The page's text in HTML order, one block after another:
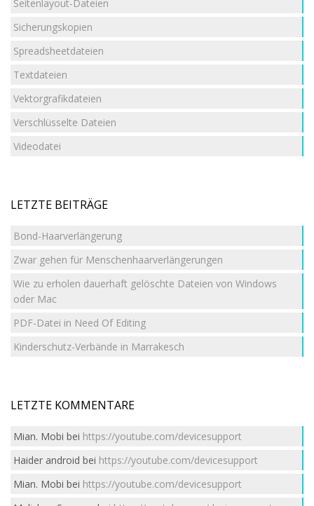
Seitenlayout-Dateien
Sicherungskopien
Spreadsheetdateien
Textdateien
Vektorgrafikdateien
Verschlüsselte Dateien
Videodatei
LETZTE BEITRÄGE
Bond-Haarverlängerung
Zwar gehen für Menschenhaarverlängerungen
Wie zu erholen dauerhaft gelöschte Dateien von Windows
oder Mac
PDF-Datei in Need Of Editing
Kinderschutz-Verbände in Marrakesch
LETZTE KOMMENTARE
Mian. Mobi bei https://youtube.com/devicesupport
Haider android bei https://youtube.com/devicesupport
Mian. Mobi bei https://youtube.com/devicesupport